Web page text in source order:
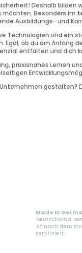
Deshalb bilden
Besonders im
Ausbildungs- und
Technologien und ein
Egal, ob du am Anfang
entfalten und dich
praxisnahes Lernen
gestalten?
Made in
Deutschland.
ist nach dem
zertifiziert.